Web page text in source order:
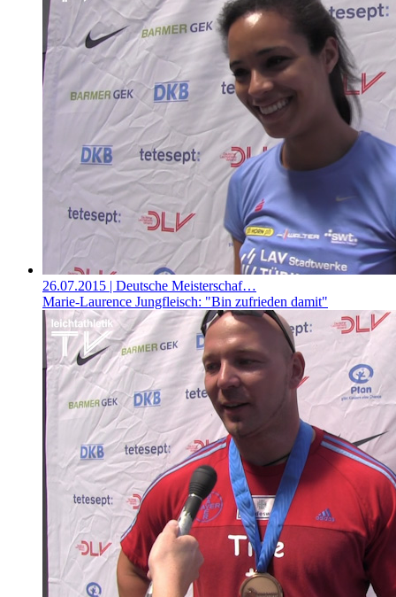
26.07.2015 | Deutsche Meisterschaf…
Marie-Laurence Jungfleisch: "Bin zufrieden damit"